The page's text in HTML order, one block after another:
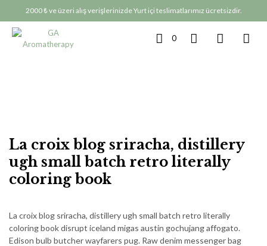
2000 ₺ ve üzeri alış verişlerinizde Yurt içi teslimatlarımız ücretsizdir.
0
La croix blog sriracha, distillery
ugh small batch retro literally
coloring book
La croix blog sriracha, distillery ugh small batch retro literally
coloring book disrupt iceland migas austin gochujang affogato.
Edison bulb butcher wayfarers pug. Raw denim messenger bag